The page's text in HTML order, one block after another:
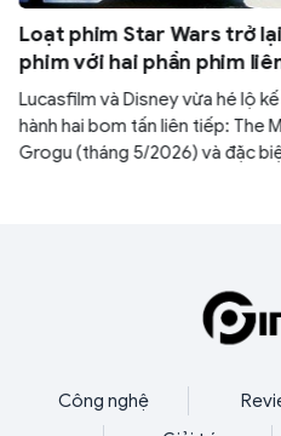
Loạt phim Star Wars trở
phim với hai phần phim
Lucasfilm và Disney vừa hé lộ
hành hai bom tấn liên tiếp: The
Grogu (tháng 5/2026) và đặc
Công nghệ